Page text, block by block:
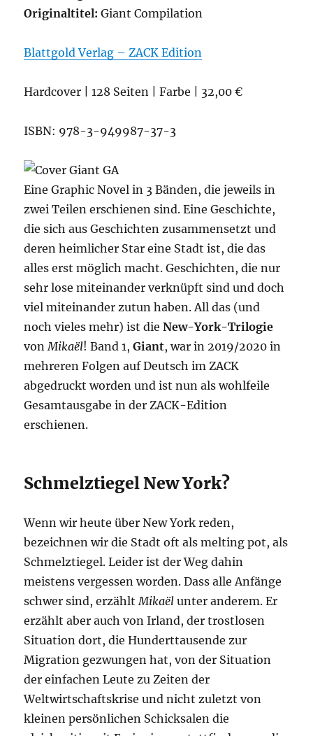
Originaltitel:Giant Compilation
Blattgold Verlag – ZACK Edition
Hardcover | 128 Seiten | Farbe | 32,00 €
ISBN: 978-3-949987-37-3
Eine Graphic Novel in 3 Bänden, die jeweils in
zwei Teilen erschienen sind. Eine Geschichte,
die sich aus Geschichten zusammensetzt und
deren heimlicher Star eine Stadt ist, die das
alles erst möglich macht. Geschichten, die nur
sehr lose miteinander verknüpft sind und doch
viel miteinander zutun haben. All das (und
noch vieles mehr) ist dieNew-York-Trilogie
von Mikaël! Band 1,Giant, war in 2019/2020 in
mehreren Folgen auf Deutsch im ZACK
abgedruckt worden und ist nun als wohlfeile
Gesamtausgabe in der ZACK-Edition
erschienen.
Schmelztiegel New York?
Wenn wir heute über New York reden,
bezeichnen wir die Stadt oft als melting pot, als
Schmelztiegel. Leider ist der Weg dahin
meistens vergessen worden. Dass alle Anfänge
schwer sind, erzählt Mikaël unter anderem. Er
erzählt aber auch von Irland, der trostlosen
Situation dort, die Hunderttausende zur
Migration gezwungen hat, von der Situation
der einfachen Leute zu Zeiten der
Weltwirtschaftskrise und nicht zuletzt von
kleinen persönlichen Schicksalen die